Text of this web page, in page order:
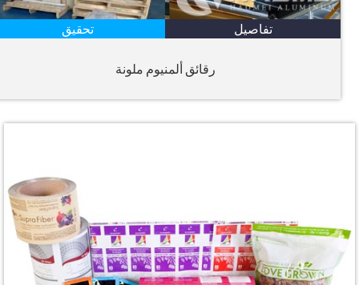
تفاصيل تحقيق
رقائق ألمنيوم ملونة